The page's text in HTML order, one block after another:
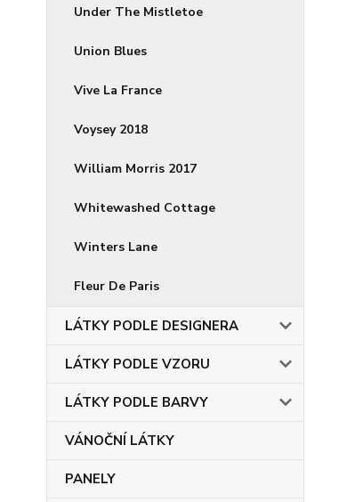
Under The Mistletoe
Union Blues
Vive La France
Voysey 2018
William Morris 2017
Whitewashed Cottage
Winters Lane
Fleur De Paris
LÁTKY PODLE DESIGNERA
LÁTKY PODLE VZORU
LÁTKY PODLE BARVY
VÁNOČNÍ LÁTKY
PANELY